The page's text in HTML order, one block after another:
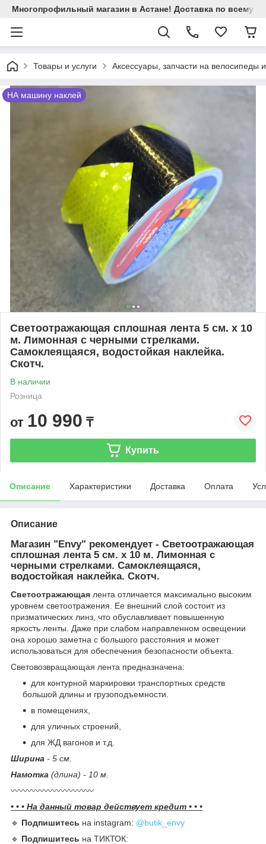
Многопрофильный магазин в Астане! Доставка по всему
Товары и услуги Аксессуары, запчасти на велосипеды
НА машину наклей
Светоотражающая сплошная лента 5 см. x 10
м. Лимонная с черными стрелками.
Самоклеящаяся, водостойкая наклейка.
Скотч.
В наличии
Розница
от 10 990 ₸
Купить
Описание Характеристики Доставка Оплата
Описание
Магазин "Envy" рекомендует - Светоотражающая
сплошная лента 5 см. x 10 м. Лимонная с
черными стрелками. Самоклеящаяся,
водостойкая наклейка. Скотч.
Светоотражающая лента отличается максимально высоким
уровнем светоотражения. Ее внешний слой состоит из
призматических линз, что обуславливает повышенную
яркость ленты. Даже при слабом направленном освещении
она хорошо заметна с большого расстояния и может
использоваться для обеспечения безопасности объекта.
Световозвращающая лента предназначена:
для контурной маркировки транспортных средств
большой длины и грузоподъемности.
в помещениях,
для уличных строений,
для ЖД вагонов и т.д.
Ширина - 5 см.
Намотка (длина) - 10 м.
〰️〰️〰️〰️〰️〰️〰️〰️〰️〰️
• • • На данный товар действует кредит • • •
🔹️ Подпишитесь на instagram: @butik_envy
🔹️ Подпишитесь на ТИКТОК: